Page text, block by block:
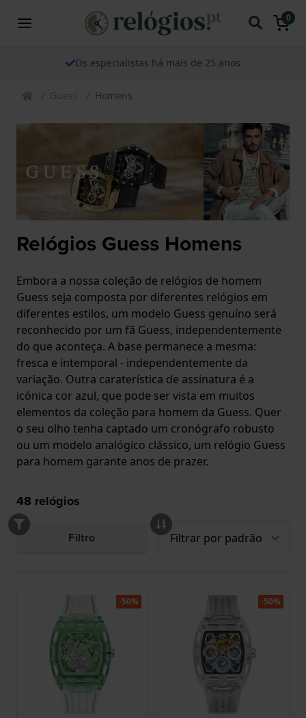
0
Os especialistas há mais de 25 anos
Guess Homens
Relógios Guess Homens
Embora a nossa coleção de relógios de homem
Guess seja composta por diferentes relógios em
diferentes estilos, um modelo Guess genuíno será
reconhecido por um fã Guess, independentemente
do que aconteça. A base permanece a mesma:
fresca e intemporal - independentemente da
variação. Outra caraterística de assinatura é a
icónica cor azul, que pode ser vista em muitos
elementos da coleção para homem da Guess. Quer
o seu olho tenha captado um cronógrafo robusto
ou um modelo analógico clássico, um relógio Guess
para homem garante anos de prazer.
48 relógios
Filtro
-50% -50%